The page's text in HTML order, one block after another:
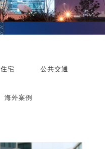
住宅 公共交通
海外案例